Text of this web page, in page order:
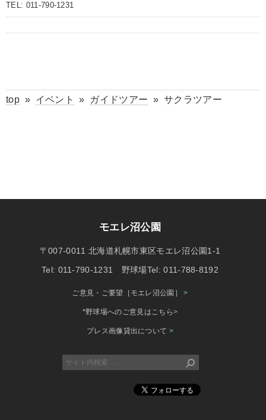
TEL: 011-790-1231
top» イベント » ガイドツアー » サクラツアー
モエレ沼公園
〒007-0011 北海道札幌市東区モエレ沼公園1-1
Tel: 011-790-1231 野球場Tel: 011-788-8192
ご意見・ご要望［モエレ沼公園］>
*野球場へのご意見はこちら>
プレス画像貸出について >